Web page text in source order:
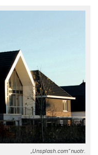
„Unsplash.com“ nuotr.